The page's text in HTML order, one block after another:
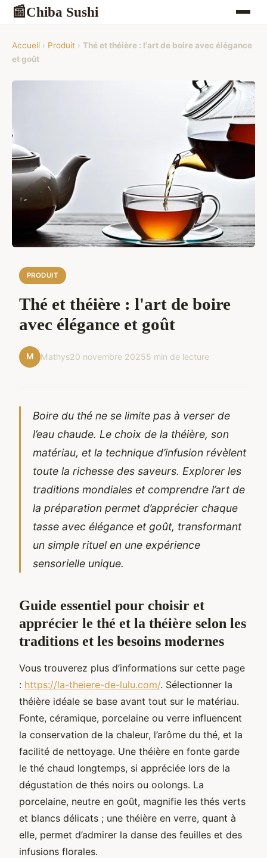
📰Chiba Sushi
Accueil › Produit › Thé et théière : l'art de boire avec élégance
et goût
PRODUIT
Thé et théière : l'art de boire
avec élégance et goût
M Mathys20 novembre 20255 min de lecture
Boire du thé ne se limite pas à verser de
l’eau chaude. Le choix de la théière, son
matériau, et la technique d’infusion révèlent
toute la richesse des saveurs. Explorer les
traditions mondiales et comprendre l’art de
la préparation permet d’apprécier chaque
tasse avec élégance et goût, transformant
un simple rituel en une expérience
sensorielle unique.
Guide essentiel pour choisir et
apprécier le thé et la théière selon les
traditions et les besoins modernes
Vous trouverez plus d’informations sur cette page
: https://la-theiere-de-lulu.com/. Sélectionner la
théière idéale se base avant tout sur le matériau.
Fonte, céramique, porcelaine ou verre influencent
la conservation de la chaleur, l’arôme du thé, et la
facilité de nettoyage. Une théière en fonte garde
le thé chaud longtemps, si appréciée lors de la
dégustation de thés noirs ou oolongs. La
porcelaine, neutre en goût, magnifie les thés verts
et blancs délicats ; une théière en verre, quant à
elle, permet d’admirer la danse des feuilles et des
infusions florales.